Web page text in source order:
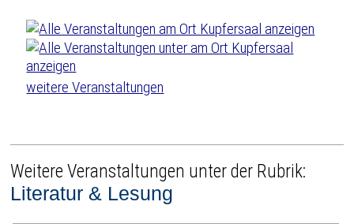
weitere Veranstaltungen
Weitere Veranstaltungen unter der Rubrik:
Literatur & Lesung